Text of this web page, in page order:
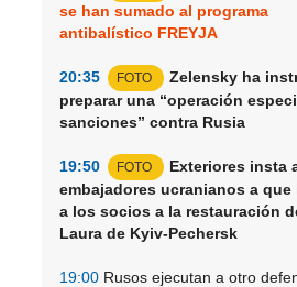
se han sumado al programa
antibalístico FREYJA
20:35 FOTO
Zelensky ha
preparar una “operación
sanciones” contra Rusia
19:50 FOTO
Exteriores insta
embajadores ucranianos a que
a los socios a la restauración
Laura de Kyiv-Pechersk
19:00 Rusos ejecutan a otro